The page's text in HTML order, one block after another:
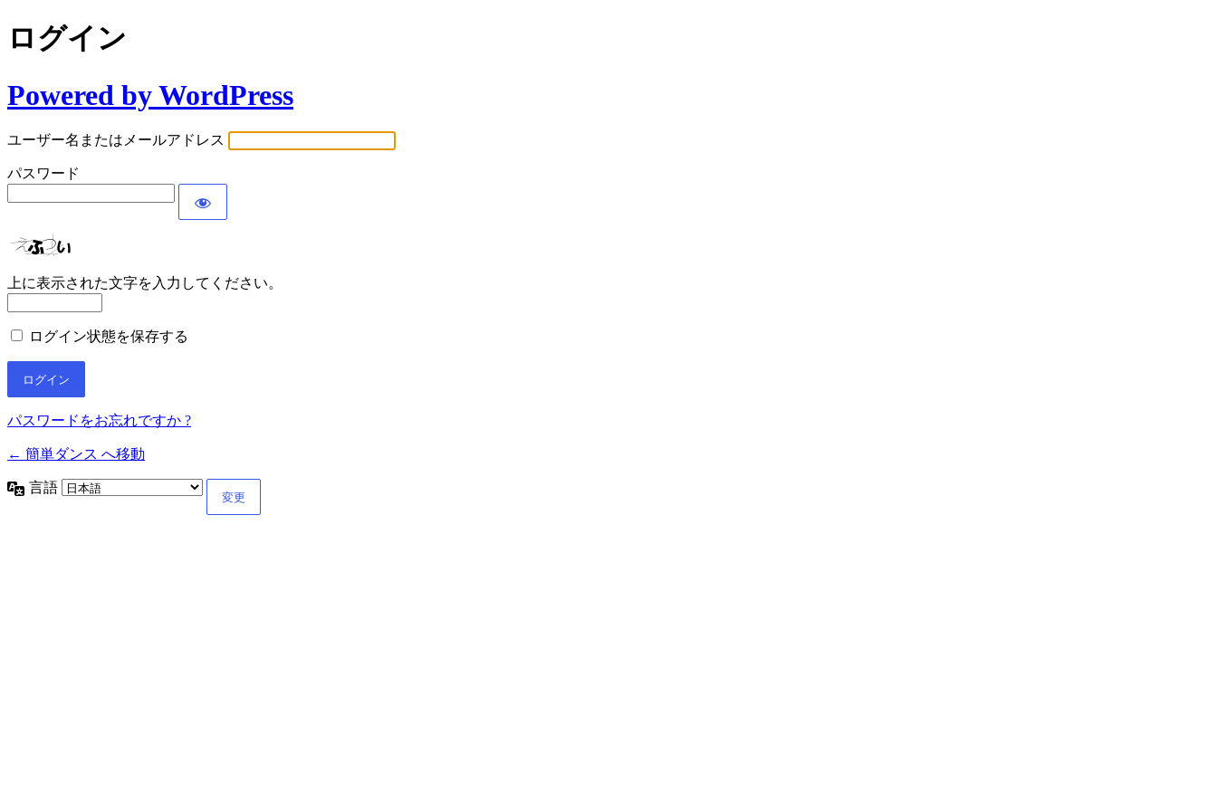
ログイン
Powered by WordPress
ユーザー名またはメールアドレス
パスワード
上に表示された文字を入力してください。
ログイン状態を保存する
パスワードをお忘れですか ?
← 簡単ダンス へ移動
言語